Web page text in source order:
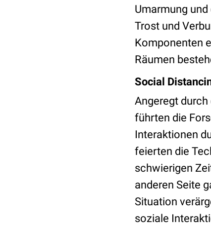
Umarmung
Trost und
Komponenten
Räumen
Social
Angeregt
führten die
Interaktionen
feierten die
schwierigen
anderen Seite
Situation
soziale